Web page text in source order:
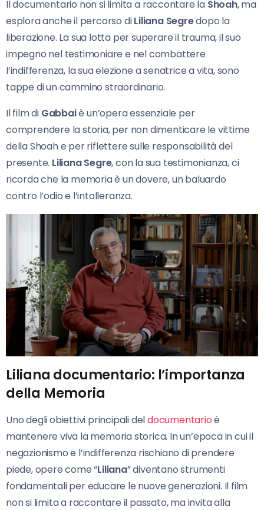
Il documentario non si limita a raccontare la Shoah, ma
esplora anche il percorso diLiliana Segredopo la
liberazione. La sua lotta per superare il trauma, il suo
impegno nel testimoniare e nel combattere
l’indifferenza, la sua elezione a senatrice a vita, sono
tappe di un cammino straordinario.
Il film di Gabbaiè un’opera essenziale per
comprendere la storia, per non dimenticare le vittime
della Shoah e per riflettere sulle responsabilità del
presente. Liliana Segre, con la sua testimonianza, ci
ricorda che la memoria è un dovere, un baluardo
contro l’odio e l’intolleranza.
Liliana documentario: l’importanza
della Memoria
Uno degli obiettivi principali deldocumentarioè
mantenere viva la memoria storica. In un’epoca in cui il
negazionismo e l’indifferenza rischiano di prendere
piede, opere come “Liliana” diventano strumenti
fondamentali per educare le nuove generazioni. Il film
non si limita a raccontare il passato, ma invita alla